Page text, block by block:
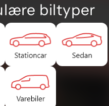
biltyper